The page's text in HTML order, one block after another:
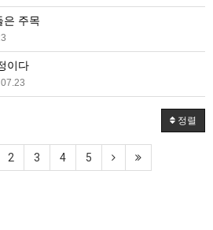
은 주목
이다
정렬
2 3 4 5